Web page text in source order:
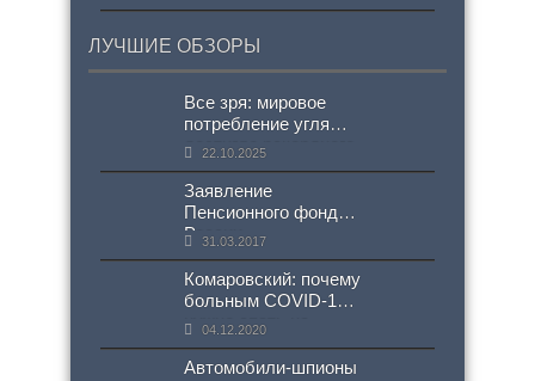
ЛУЧШИЕ ОБЗОРЫ
Все зря: мировое
потребление угля
достигло рекордного
уровня
22.10.2025
Заявление
Пенсионного фонда
России
31.03.2017
Комаровский: почему
больным COVID-19
нужно спать на
животе
04.12.2020
Автомобили-шпионы